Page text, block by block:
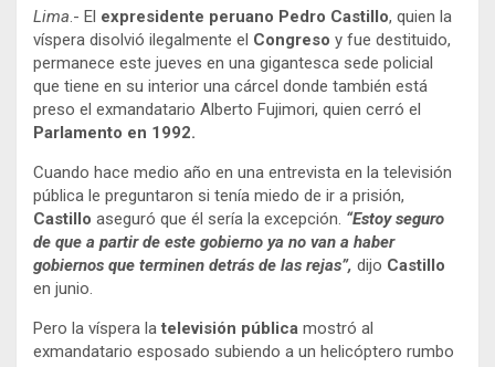
Lima.- El expresidente peruano Pedro Castillo, quien la
víspera disolvió ilegalmente el Congreso y fue destituido,
permanece este jueves en una gigantesca sede policial
que tiene en su interior una cárcel donde también está
preso el exmandatario Alberto Fujimori, quien cerró el
Parlamento en 1992.
Cuando hace medio año en una entrevista en la televisión
pública le preguntaron si tenía miedo de ir a prisión,
Castillo aseguró que él sería la excepción. “Estoy seguro
de que a partir de este gobierno ya no van a haber
gobiernos que terminen detrás de las rejas”, dijo Castillo
en junio.
Pero la víspera latelevisión pública mostró al
exmandatario esposado subiendo a un helicóptero rumbo